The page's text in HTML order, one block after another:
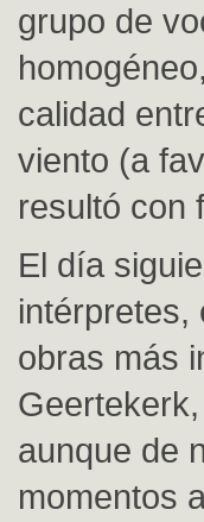
grupo de
calidad
viento (a
resultó con
El día
intérpretes,
obras más
aunque de
momentos